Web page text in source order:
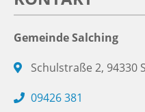
Gemeinde Salching
Schulstraße 2, 94330
09426 381